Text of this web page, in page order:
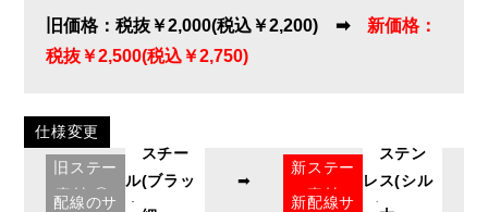
旧価格：税抜￥2,000(税込￥2,200) ➡ 新価格：
税抜￥2,500(税込￥2,750)
仕様変更
旧ステー
素材(①)
スチー
ル(ブラッ
ク)
➡
新ステー
素材
ステン
レス(シル
バー)
配線のサ
新配線サ